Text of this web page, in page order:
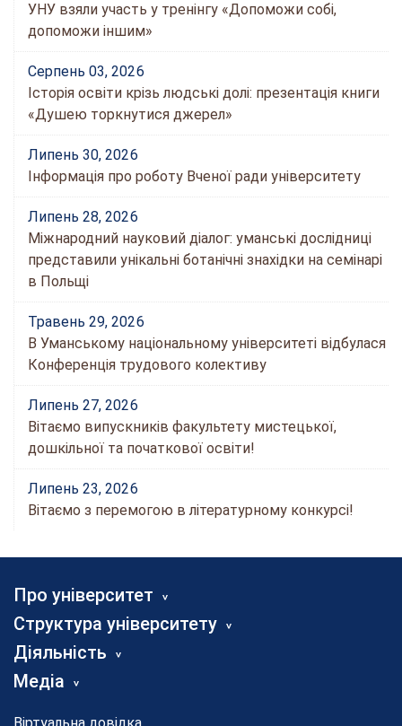
УНУ взяли участь у тренінгу «Допоможи собі,
допоможи іншим»
Серпень 03, 2026
Історія освіти крізь людські долі: презентація книги
«Душею торкнутися джерел»
Липень 30, 2026
Інформація про роботу Вченої ради університету
Липень 28, 2026
Міжнародний науковий діалог: уманські дослідниці
представили унікальні ботанічні знахідки на семінарі
в Польщі
Травень 29, 2026
В Уманському національному університеті відбулася
Конференція трудового колективу
Липень 27, 2026
Вітаємо випускників факультету мистецької,
дошкільної та початкової освіти!
Липень 23, 2026
Вітаємо з перемогою в літературному конкурсі!
Про університет
Структура університету
Діяльність
Медіа